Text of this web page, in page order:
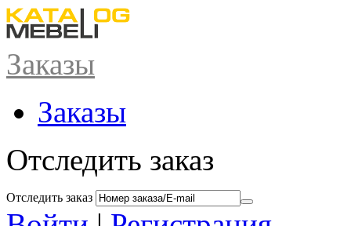
Заказы
Заказы
Отследить заказ
Отследить заказ